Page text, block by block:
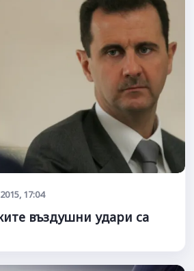
17:04
въздушни удари са